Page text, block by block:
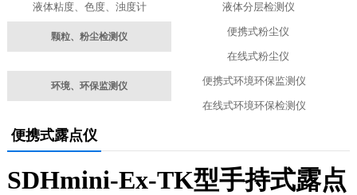
液体粘度、色度、浊度计 液体分层检测仪
颗粒、粉尘检测仪 便携式粉尘仪
在线式粉尘仪
环境、环保监测仪 便携式环境环保监测仪
在线式环境环保检测仪
便携式露点仪
SDHmini-Ex-TK型手持式露点